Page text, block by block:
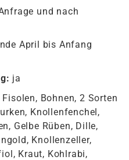
und nach
April bis Anfang
ja
Bohnen, 2 Sorten
Knollenfenchel,
Gelbe Rüben, Dille,
Knollenzeller,
Kraut, Kohlrabi,